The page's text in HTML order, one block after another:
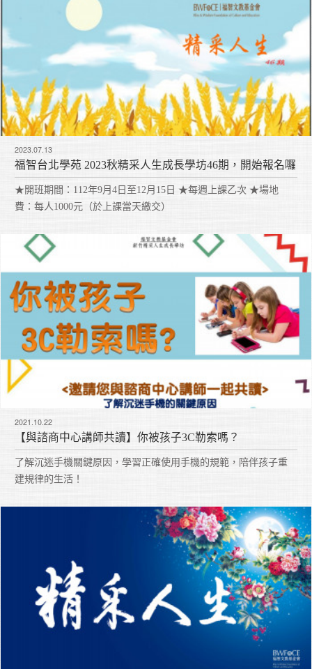
2023.07.13
福智台北學苑 2023秋精采人生成長學坊46期，開始報名囉
★開班期間：112年9月4日至12月15日 ★每週上課乙次 ★場地
費：每人1000元（於上課當天繳交）
2021.10.22
【與諮商中心講師共讀】你被孩子3C勒索嗎？
了解沉迷手機關鍵原因，學習正確使用手機的規範，陪伴孩子重
建規律的生活！